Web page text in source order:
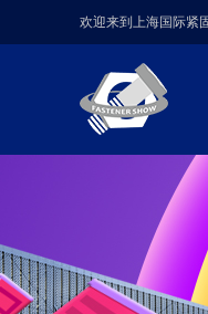
欢迎来到上海国际紧